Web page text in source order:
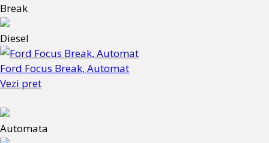
Break
Diesel
Ford Focus Break, Automat
Vezi pret
Automata